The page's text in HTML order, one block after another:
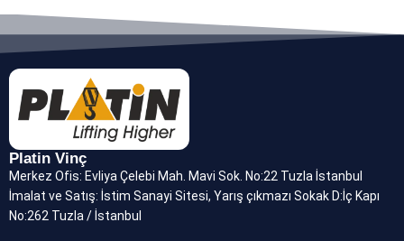
Platin Vinç
Merkez Ofis: Evliya Çelebi Mah. Mavi Sok. No:22 Tuzla İstanbul
İmalat ve Satış: İstim Sanayi Sitesi, Yarış çıkmazı Sokak D:İç Kapı
No:262 Tuzla / İstanbul